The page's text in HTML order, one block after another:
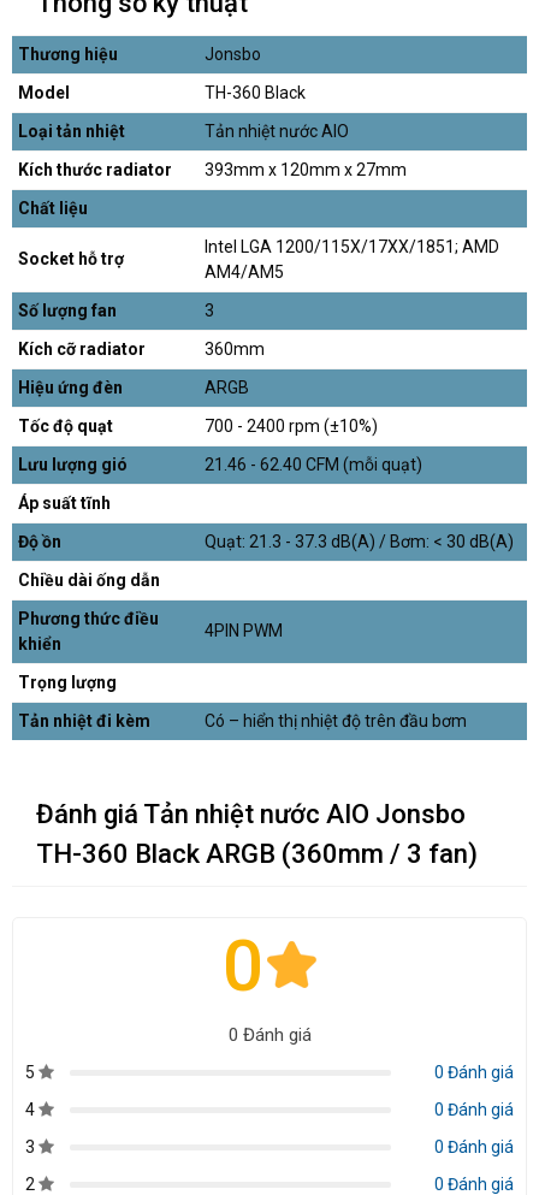
Thương hiệu
Jonsbo
Model
TH-360 Black
Loại tản nhiệt
Tản nhiệt nước AIO
Kích thước radiator
393mm x 120mm x 27mm
Chất liệu
Socket hỗ trợ
Intel LGA 1200/115X/17XX/1851; AMD
AM4/AM5
Số lượng fan
3
Kích cỡ radiator
360mm
Hiệu ứng đèn
ARGB
Tốc độ quạt
700 - 2400 rpm (±10%)
Lưu lượng gió
21.46 - 62.40 CFM (mỗi quạt)
Áp suất tĩnh
Độ ồn
Quạt: 21.3 - 37.3 dB(A) / Bơm: < 30 dB(A)
Chiều dài ống dẫn
Phương thức điều
khiển
4PIN PWM
Trọng lượng
Tản nhiệt đi kèm
Có – hiển thị nhiệt độ trên đầu bơm
Đánh giá Tản nhiệt nước AIO Jonsbo
TH-360 Black ARGB (360mm / 3 fan)
0
0 Đánh giá
5
0 Đánh giá
4
0 Đánh giá
3
0 Đánh giá
2
0 Đánh giá